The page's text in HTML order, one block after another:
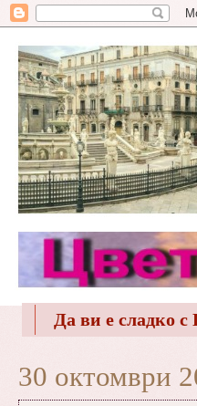
Да ви е сладко
30 октомври